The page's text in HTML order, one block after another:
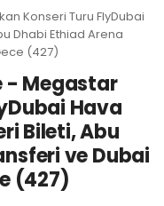
Konseri Turu FlyDubai
Dhabi Ethiad Arena
(427)
- Megastar
Hava
Bileti, Abu
ve Dubai
(427)